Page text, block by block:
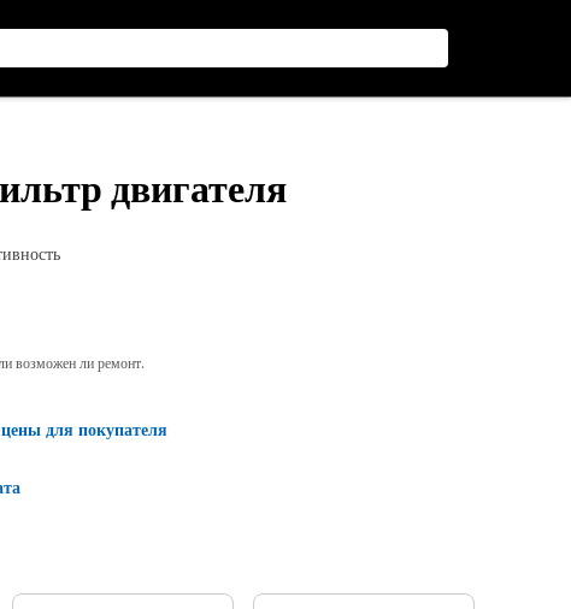
двигателя
возможен ли ремонт.
для покупателя